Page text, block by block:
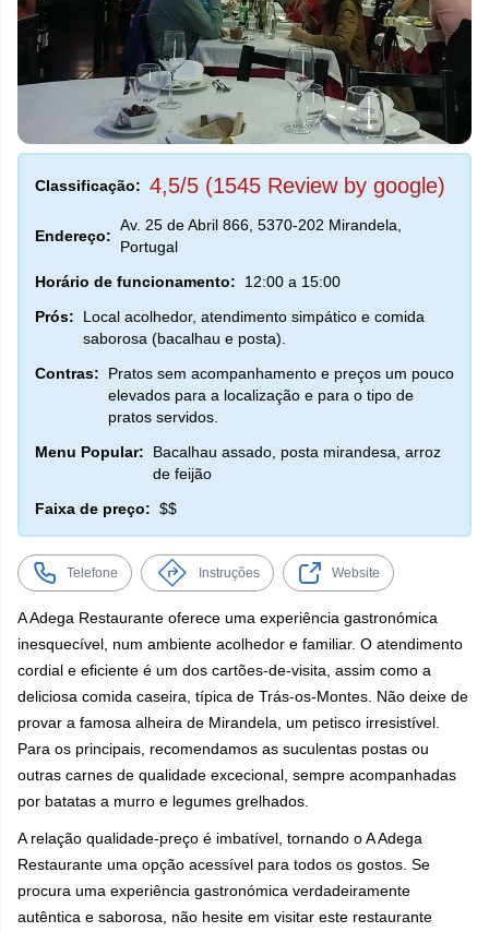
Cafés
Classificação: 4,5/5 (1545 Review by google)
Endereço:
Av. 25 de Abril 866, 5370-202 Mirandela,
Portugal
Horário de funcionamento:
12:00 a 15:00
Prós:
Local acolhedor, atendimento simpático e comida
saborosa (bacalhau e posta).
Contras:
Pratos sem acompanhamento e preços um pouco
elevados para a localização e para o tipo de
pratos servidos.
Menu Popular:
Bacalhau assado, posta mirandesa, arroz
de feijão
Faixa de preço: $$
Telefone Instruções Website
A Adega Restaurante oferece uma experiência gastronómica
inesquecível, num ambiente acolhedor e familiar. O atendimento
cordial e eficiente é um dos cartões-de-visita, assim como a
deliciosa comida caseira, típica de Trás-os-Montes. Não deixe de
provar a famosa alheira de Mirandela, um petisco irresistível.
Para os principais, recomendamos as suculentas postas ou
outras carnes de qualidade excecional, sempre acompanhadas
por batatas a murro e legumes grelhados.
A relação qualidade-preço é imbatível, tornando o A Adega
Restaurante uma opção acessível para todos os gostos. Se
procura uma experiência gastronómica verdadeiramente
autêntica e saborosa, não hesite em visitar este restaurante